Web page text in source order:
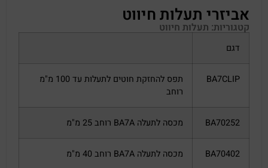
אביזרי תעלות חיווט
קטגוריות: תעלות חיווט
דגם
BA7CLIP
תפס להחזקת חוטים לתעלות עד 100 מ"מ
רוחב
BA70252 מכסה לתעלה BA7A רוחב 25 מ"מ
BA70402 מכסה לתעלה BA7A רוחב 40 מ"מ